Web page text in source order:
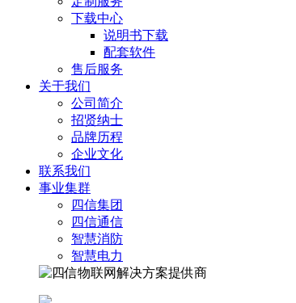
下载中心
说明书下载
配套软件
售后服务
关于我们
公司简介
招贤纳士
品牌历程
企业文化
联系我们
事业集群
四信集团
四信通信
智慧消防
智慧电力